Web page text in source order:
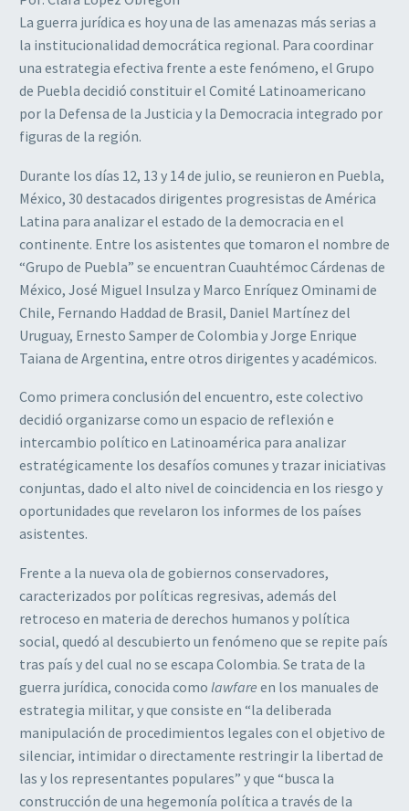
La guerra jurídica es hoy una de las amenazas más serias a
la institucionalidad democrática regional. Para coordinar
una estrategia efectiva frente a este fenómeno, el Grupo
de Puebla decidió constituir el Comité Latinoamericano
por la Defensa de la Justicia y la Democracia integrado por
figuras de la región.
Durante los días 12, 13 y 14 de julio, se reunieron en Puebla,
México, 30 destacados dirigentes progresistas de América
Latina para analizar el estado de la democracia en el
continente. Entre los asistentes que tomaron el nombre de
“Grupo de Puebla” se encuentran Cuauhtémoc Cárdenas de
México, José Miguel Insulza y Marco Enríquez Ominami de
Chile, Fernando Haddad de Brasil, Daniel Martínez del
Uruguay, Ernesto Samper de Colombia y Jorge Enrique
Taiana de Argentina, entre otros dirigentes y académicos.
Como primera conclusión del encuentro, este colectivo
decidió organizarse como un espacio de reflexión e
intercambio político en Latinoamérica para analizar
estratégicamente los desafíos comunes y trazar iniciativas
conjuntas, dado el alto nivel de coincidencia en los riesgo y
oportunidades que revelaron los informes de los países
asistentes.
Frente a la nueva ola de gobiernos conservadores,
caracterizados por políticas regresivas, además del
retroceso en materia de derechos humanos y política
social, quedó al descubierto un fenómeno que se repite país
tras país y del cual no se escapa Colombia. Se trata de la
guerra jurídica, conocida como lawfare en los manuales de
estrategia militar, y que consiste en “la deliberada
manipulación de procedimientos legales con el objetivo de
silenciar, intimidar o directamente restringir la libertad de
las y los representantes populares” y que “busca la
construcción de una hegemonía política a través de la